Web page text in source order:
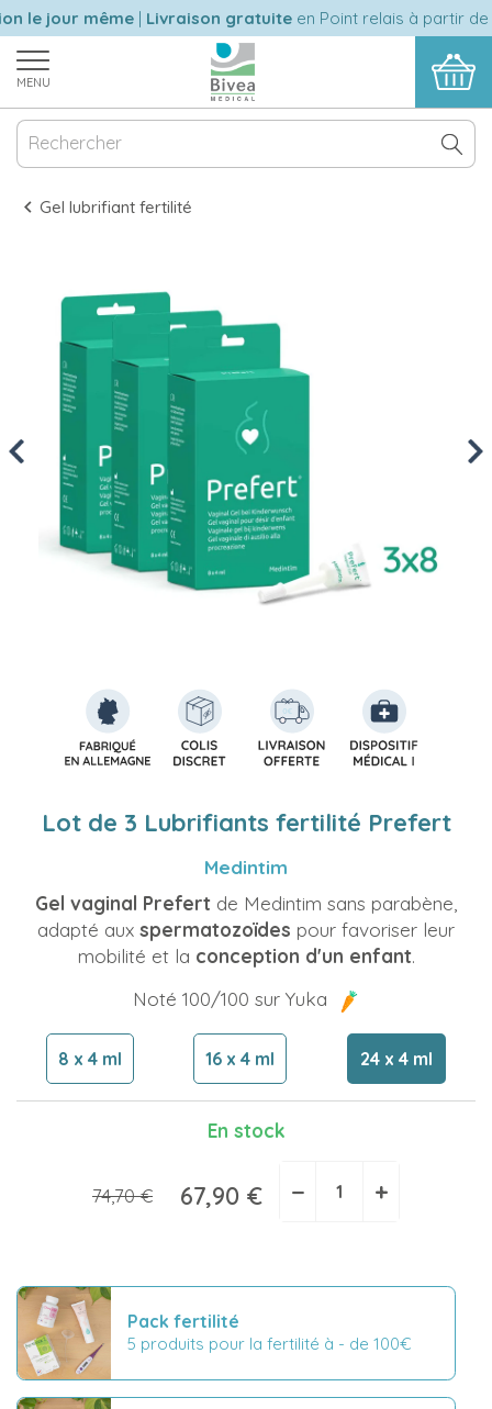
le jour même|Livraison gratuiteen Point relais à partir de
MENU
Gel lubrifiant fertilité
Previous
Lot de 3 Lubrifiants fertilité Prefert
Medintim
Gel vaginal Prefert de Medintim sans parabène,
adapté aux spermatozoïdes pour favoriser leur
mobilité et la conception d'un enfant.
Noté 100/100 sur Yuka
8 x 4 ml 16 x 4 ml 24 x 4 ml
En stock
74,70 € 67,90 € − +
Pack fertilité
5 produits pour la fertilité à - de 100€